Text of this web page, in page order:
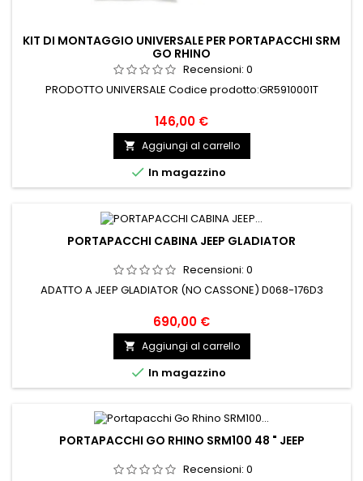
KIT DI MONTAGGIO UNIVERSALE PER PORTAPACCHI SRM
GO RHINO
Recensioni: 0
PRODOTTO UNIVERSALE Codice prodotto:GR5910001T
146,00 €
 Aggiungi al carrello
 In magazzino
PORTAPACCHI CABINA JEEP GLADIATOR
Recensioni: 0
ADATTO A JEEP GLADIATOR (NO CASSONE) D068-176D3
690,00 €
 Aggiungi al carrello
 In magazzino
PORTAPACCHI GO RHINO SRM100 48 " JEEP
Recensioni: 0